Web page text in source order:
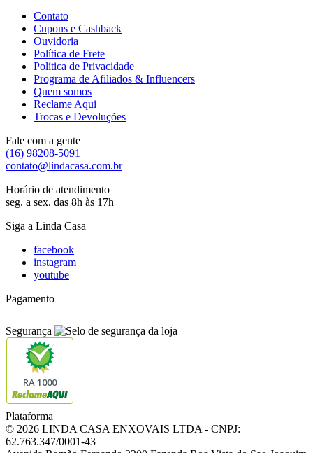
Contato
Cupons e Cashback
Ouvidoria
Política de Frete
Política de Privacidade
Programa de Afiliados & Influencers
Quem somos
Reclame Aqui
Trocas e Devoluções
Fale com a gente
(16) 98208-5091
contato@lindacasa.com.br
Horário de atendimento
seg. a sex. das 8h às 17h
Siga a Linda Casa
facebook
instagram
youtube
Pagamento
Segurança
RA 1000
Plataforma
© 2026 LINDA CASA ENXOVAIS LTDA - CNPJ:
62.763.347/0001-43